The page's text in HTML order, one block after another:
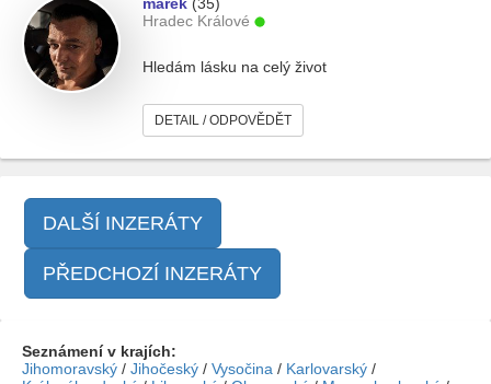
Hradec Králové
Hledám lásku na celý život
DETAIL / ODPOVĚDĚT
DALŠÍ INZERÁTY
PŘEDCHOZÍ INZERÁTY
Seznámení v krajích:
Jihomoravský / Jihočeský / Vysočina / Karlovarský /